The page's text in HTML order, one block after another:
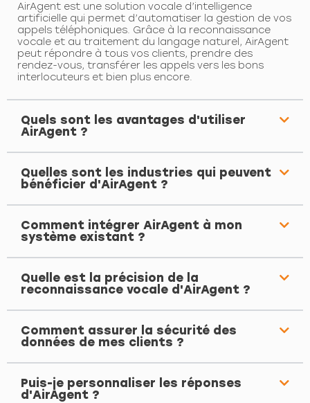
AirAgent est une solution vocale d’intelligence
artificielle qui permet d’automatiser la gestion de vos
appels téléphoniques. Grâce à la reconnaissance
vocale et au traitement du langage naturel, AirAgent
peut répondre à tous vos clients, prendre des
rendez-vous, transférer les appels vers les bons
interlocuteurs et bien plus encore.
Quels sont les avantages d'utiliser
AirAgent ?
Quelles sont les industries qui peuvent
bénéficier d'AirAgent ?
Comment intégrer AirAgent à mon
système existant ?
Quelle est la précision de la
reconnaissance vocale d'AirAgent ?
Comment assurer la sécurité des
données de mes clients ?
Puis-je personnaliser les réponses
d'AirAgent ?